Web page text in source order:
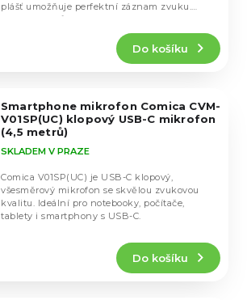
Do košíku
plášť umožňuje perfektní záznam zvuku.
Délka 6 metrů.
Smartphone mikrofon Comica CVM-
V01SP(UC) klopový USB-C mikrofon
(4,5 metrů)
SKLADEM V PRAZE
Do košíku
Comica V01SP(UC) je USB-C klopový,
všesměrový mikrofon se skvělou zvukovou
kvalitu. Ideální pro notebooky, počítače,
tablety i smartphony s USB-C.